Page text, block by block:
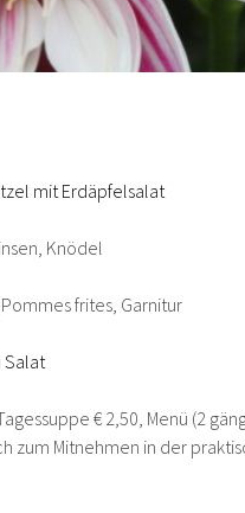
mit Erdäpfelsalat
Knödel
frites, Garnitur
Salat
€ 2,50, Menü (2
zum Mitnehmen in der